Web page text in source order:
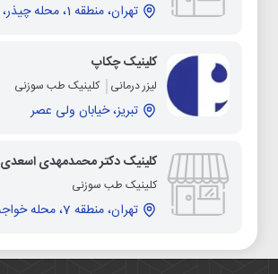
تهران، منطقه 1، محله چیذر، بلوار اندرزگو
کلینیک چکاپ
لیزر درمانی کلینیک طب سوزنی
تبریز، خیابان ولی عصر
کلینیک دکتر محمدمهدی اسعدی
کلینیک طب سوزنی
تهران، منطقه 7، محله خواجه نصیر، خیابان سپاه شمالی